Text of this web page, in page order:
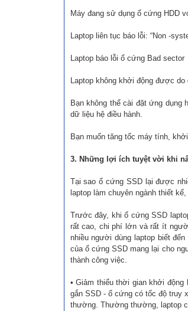
Máy đang sử dụng ổ cứng HDD
Laptop liên tục báo lỗi: “Non -
Laptop báo lỗi ổ cứng Bad sector
Laptop không khởi động được
Bạn không thể cài đặt ứng
dữ liệu hệ điều hành.
Bạn muốn tăng tốc máy tính,
3. Những lợi ích tuyệt vời khi
Tại sao ổ cứng SSD lại được
laptop làm chuyên ngành thiết
Trước đây, khi ổ cứng SSD
rất cao, chi phí lớn và rất ít
nhiều người dùng laptop biết
của ổ cứng SSD mang lại cho
thành công việc.
• Giảm thiểu thời gian khởi
gắn SSD - ổ cứng có tốc độ truy
thường. Thường thường, laptop